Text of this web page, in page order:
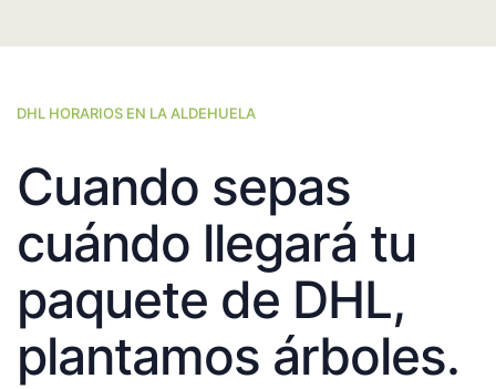
DHL HORARIOS EN LA ALDEHUELA
Cuando sepas
cuándo llegará tu
paquete de DHL,
plantamos árboles.